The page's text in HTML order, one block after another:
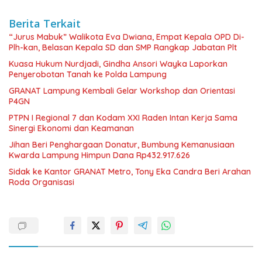
Berita Terkait
“Jurus Mabuk” Walikota Eva Dwiana, Empat Kepala OPD Di-
Plh-kan, Belasan Kepala SD dan SMP Rangkap Jabatan Plt
Kuasa Hukum Nurdjadi, Gindha Ansori Wayka Laporkan
Penyerobotan Tanah ke Polda Lampung
GRANAT Lampung Kembali Gelar Workshop dan Orientasi
P4GN
PTPN I Regional 7 dan Kodam XXI Raden Intan Kerja Sama
Sinergi Ekonomi dan Keamanan
Jihan Beri Penghargaan Donatur, Bumbung Kemanusiaan
Kwarda Lampung Himpun Dana Rp432.917.626
‎Sidak ke Kantor GRANAT Metro, Tony Eka Candra Beri Arahan
Roda Organisasi